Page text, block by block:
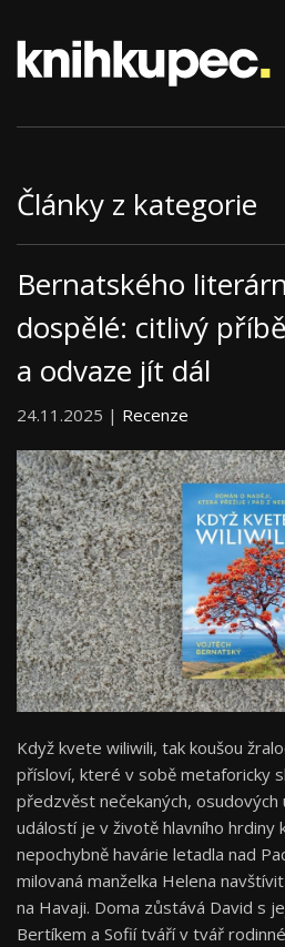
Články z kategorie
Bernatského
dospělé: citlivý
a odvaze jít dál
24.11.2025 | Recenze
Když kvete wiliwili, tak koušou
přísloví, které v sobě metaforicky
předzvěst nečekaných, osudových
událostí je v životě hlavního hrdiny
nepochybně havárie letadla nad
milovaná manželka Helena
na Havaji. Doma zůstává David s
Bertíkem a Sofií tváří v tvář